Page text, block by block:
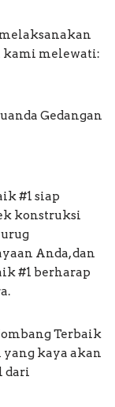
kami melewati:
Gedangan
#1 siap
konstruksi
Anda, dan
#1 berharap
Terbaik
yang kaya akan
dari